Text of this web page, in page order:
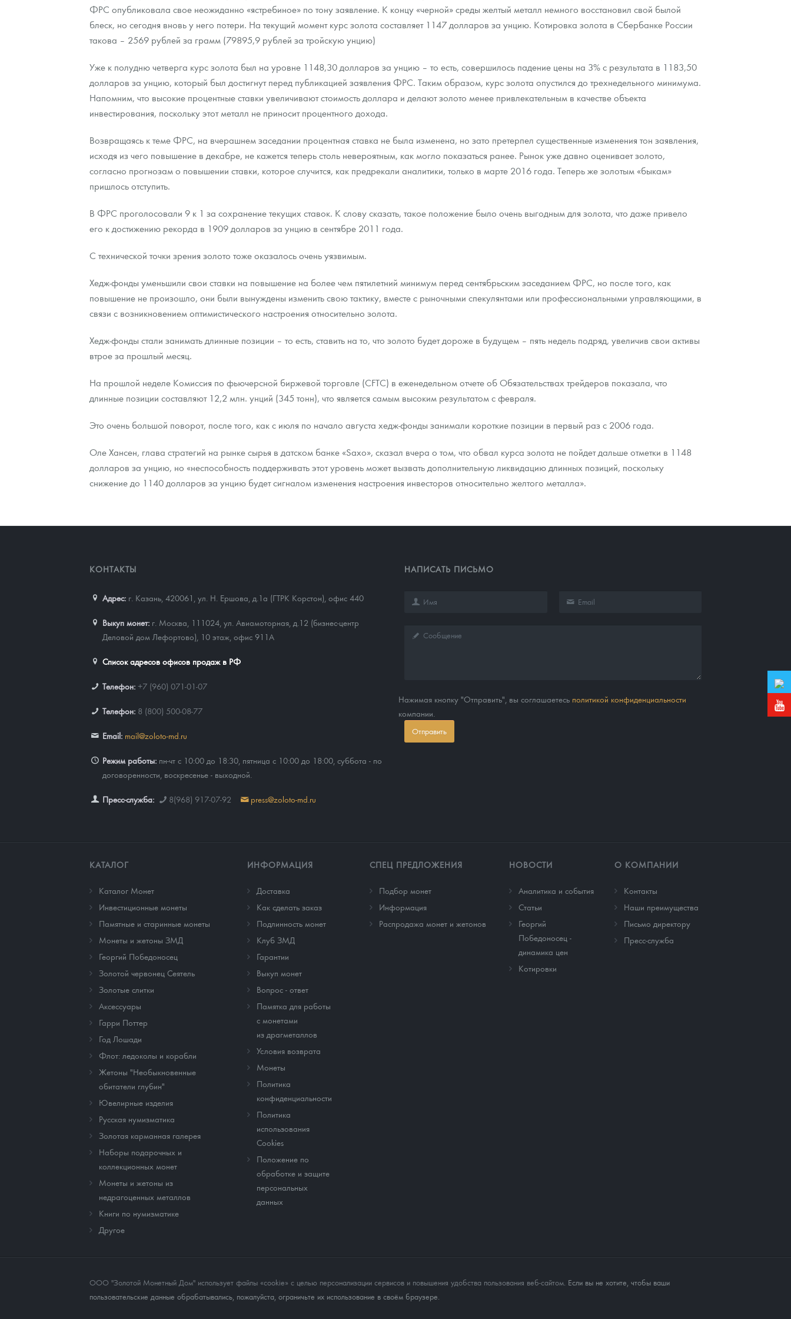
Золотой червонец Сеятель
Гарри Поттер
Флот: ледоколы и корабли
Русская нумизматика
Золотая карманная галерея
Наборы подарочных и коллекционных монет
Монеты и жетоны из недрагоценных металлов
Книги по нумизматике
Выкуп монет
Памятка для работы с монетами из драгметаллов
Условия возврата
Политика конфиденциальности
Распродажа монет и жетонов
Итоги 2025 года. Прогноз курсов золота, серебра, платины на 2026 год
Cтатьи
Курс золота и серебра
Контакты
Письмо директору
ФРС опубликовала свое неожиданно «ястребиное» по тону заявление. К концу «черной» среды желтый металл немного восстановил свой былой
блеск, но сегодня вновь у него потери. На текущий момент курс золота составляет 1147 долларов за унцию. Котировка золота в Сбербанке России
такова – 2569 рублей за грамм (79895,9 рублей за тройскую унцию)
Уже к полудню четверга курс золота был на уровне 1148,30 долларов за унцию – то есть, совершилось падение цены на 3% с результата в 1183,50
долларов за унцию, который был достигнут перед публикацией заявления ФРС. Таким образом, курс золота опустился до трехнедельного минимума.
Напомним, что высокие процентные ставки увеличивают стоимость доллара и делают золото менее привлекательным в качестве объекта
инвестирования, поскольку этот металл не приносит процентного дохода.
Возвращаясь к теме ФРС, на вчерашнем заседании процентная ставка не была изменена, но зато претерпел существенные изменения тон заявления,
исходя из чего повышение в декабре, не кажется теперь столь невероятным, как могло показаться ранее. Рынок уже давно оценивает золото,
согласно прогнозам о повышении ставки, которое случится, как предрекали аналитики, только в марте 2016 года. Теперь же золотым «быкам»
пришлось отступить.
В ФРС проголосовали 9 к 1 за сохранение текущих ставок. К слову сказать, такое положение было очень выгодным для золота, что даже привело
его к достижению рекорда в 1909 долларов за унцию в сентябре 2011 года.
С технической точки зрения золото тоже оказалось очень уязвимым.
Хедж-фонды уменьшили свои ставки на повышение на более чем пятилетний минимум перед сентябрьским заседанием ФРС, но после того, как
повышение не произошло, они были вынуждены изменить свою тактику, вместе с рыночными спекулянтами или профессиональными управляющими, в
связи с возникновением оптимистического настроения относительно золота.
Хедж-фонды стали занимать длинные позиции – то есть, ставить на то, что золото будет дороже в будущем – пять недель подряд, увеличив свои активы
втрое за прошлый месяц.
На прошлой неделе Комиссия по фьючерсной биржевой торговле (CFTC) в еженедельном отчете об Обязательствах трейдеров показала, что
длинные позиции составляют 12,2 млн. унций (345 тонн), что является самым высоким результатом с февраля.
Это очень большой поворот, после того, как с июля по начало августа хедж-фонды занимали короткие позиции в первый раз с 2006 года.
Оле Хансен, глава стратегий на рынке сырья в датском банке «Saxo», сказал вчера о том, что обвал курса золота не пойдет дальше отметки в 1148
долларов за унцию, но «неспособность поддерживать этот уровень может вызвать дополнительную ликвидацию длинных позиций, поскольку
снижение до 1140 долларов за унцию будет сигналом изменения настроения инвесторов относительно желтого металла».
КОНТАКТЫ
Адрес: г. Казань, 420061 ул. Н. Ершова, д.1а (ГТРК Корстон), офис 440
Выкуп монет: г. Москва, 111024, ул. Авиамоторная, д.12 (бизнес-центр
Деловой дом Лефортово), 10 этаж, офис 911А
Список адресов офисов продаж в РФ
Телефон: +7 (960) 071-01-07
Телефон: 8 (800) 500-08-77
Email: mail@zoloto-md.ru
Режим работы: пн-чт с 10:00 до 18:30, пятница с 10:00 до 18:00, суббота - по
договоренности, воскресенье - выходной.
Пресс-служба: 8(968) 917-07-92 press@zoloto-md.ru
НАПИСАТЬ ПИСЬМО
Нажимая кнопку "Отправить", вы соглашаетесь политикой конфиденциальности
компании.
Отправить
КАТАЛОГ
Каталог Монет
Инвестиционные монеты
Памятные и старинные монеты
Монеты и жетоны ЗМД
Георгий Победоносец
Золотой червонец Сеятель
Золотые слитки
Аксессуары
Гарри Поттер
Год Лошади
Флот: ледоколы и корабли
Жетоны "Необыкновенные
обитатели глубин"
Ювелирные изделия
Русская нумизматика
Золотая карманная галерея
Наборы подарочных и
коллекционных монет
Монеты и жетоны из
недрагоценных металлов
Книги по нумизматике
Другое
ИНФОРМАЦИЯ
Доставка
Как сделать заказ
Подлинность монет
Клуб ЗМД
Гарантии
Выкуп монет
Вопрос - ответ
Памятка для работы
с монетами
из драгметаллов
Условия возврата
Монеты
Политика
конфиденциальности
Политика
использования
Cookies
Положение по
обработке и защите
персональных
данных
СПЕЦ ПРЕДЛОЖЕНИЯ
Подбор монет
Информация
Распродажа монет и жетонов
НОВОСТИ
Аналитика и события
Cтатьи
Георгий
Победоносец -
динамика цен
Котировки
О КОМПАНИИ
Контакты
Наши преимущества
Письмо директору
Пресс-служба
ООО "Золотой Монетный Дом" использует файлы «cookie» с целью персонализации сервисов и повышения удобства пользования веб-сайтом . Если вы не хотите, чтобы ваши
пользовательские данные обрабатывались, пожалуйста, ограничьте их использование в своём браузере.